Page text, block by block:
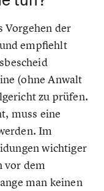
Vorgehen der
empfiehlt
(ohne Anwalt
zu prüfen.
muss eine
Im
wichtiger
vor dem
man keinen